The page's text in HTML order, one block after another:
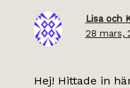
Lisa och
28 mars,
Hej! Hittade in